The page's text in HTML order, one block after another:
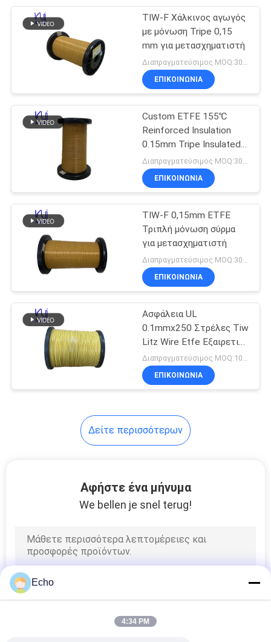
Καλώδιο Litz
χαλκού
Μονωμένο
τριπλάσιο καλώδιο
Καλώδιο σπειρών
φωνής
ηλεκτροφόρων
Μετασχηματιστής
τρόπου διακοπτών
TIW-F Χάλκινος αγωγός
με μόνωση Tripe 0,15
mm για μετασχηματιστή
Διαπραγματεύσιμος MOQ:3000 μέτρο
ΕΠΙΚΟΙΝΩΝΙΑ
Custom ETFE 155℃
Reinforced Insulation
0.15mm Tripe Insulated
Wire
ΕΠΙΚΟΙΝΩΝΙΑ
TIW-F 0,15mm ETFE
Τριπλή μόνωση σύρμα
για μετασχηματιστή
ΕΠΙΚΟΙΝΩΝΙΑ
Ασφάλεια UL
0.1mmx250 Στρέλες Tiw
Litz Wire Etfe Εξαιρετική
Επικάλυψη
Διαπραγματεύσιμος MOQ:1000 μέτρα
ΕΠΙΚΟΙΝΩΝΙΑ
Δείτε περισσότερων
Αφήστε ένα μήνυμα
We bellen je snel terug!
Echo
4:34 PM